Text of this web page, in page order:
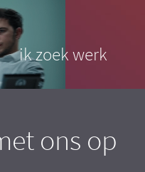
ik zoek werk
ons op